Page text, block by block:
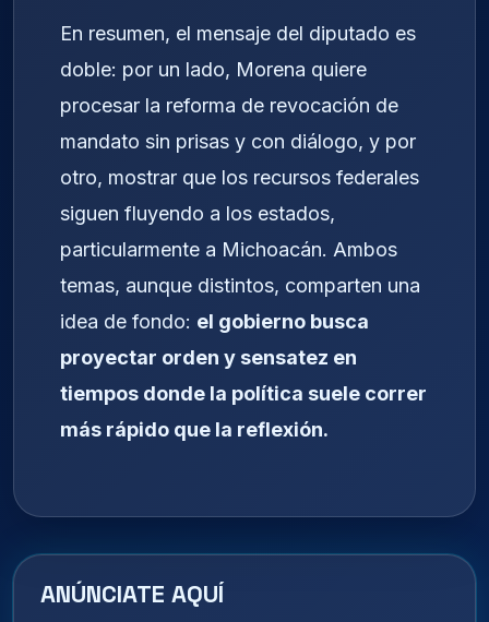
En resumen, el mensaje del diputado es
doble: por un lado, Morena quiere
procesar la reforma de revocación de
mandato sin prisas y con diálogo, y por
otro, mostrar que los recursos federales
siguen fluyendo a los estados,
particularmente a Michoacán. Ambos
temas, aunque distintos, comparten una
idea de fondo: el gobierno busca
proyectar orden y sensatez en
tiempos donde la política suele correr
más rápido que la reflexión.
ANÚNCIATE AQUÍ